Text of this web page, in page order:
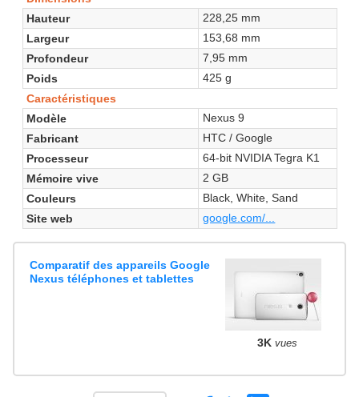
Hauteur
228,25 mm
Largeur
153,68 mm
Profondeur
7,95 mm
Poids
425 g
Caractéristiques
Modèle
Nexus 9
Fabricant
HTC / Google
Processeur
64-bit NVIDIA Tegra K1
Mémoire vive
2 GB
Couleurs
Black, White, Sand
Site web
google.com/...
Comparatif des appareils Google
Nexus téléphones et tablettes
3K vues